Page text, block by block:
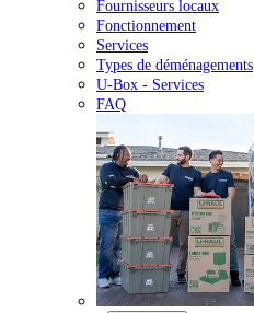
Fournisseurs locaux
Fonctionnement
Services
Types de déménagements
U-Box - Services
FAQ